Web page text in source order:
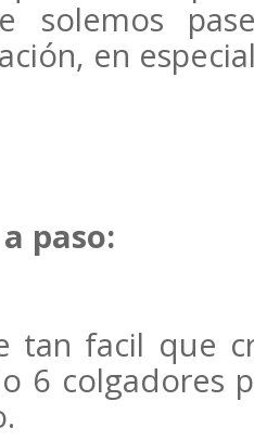
solemos
en
paso:
tan facil que
6 colgadores